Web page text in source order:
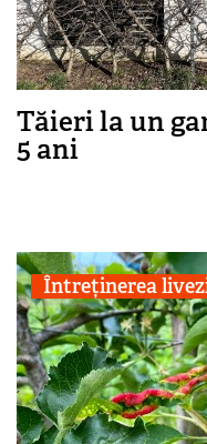
Tăieri la un
5 ani
Întreținerea